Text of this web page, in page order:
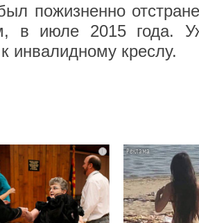
пожизненно
в июле 2015 года.
инвалидному креслу.
i